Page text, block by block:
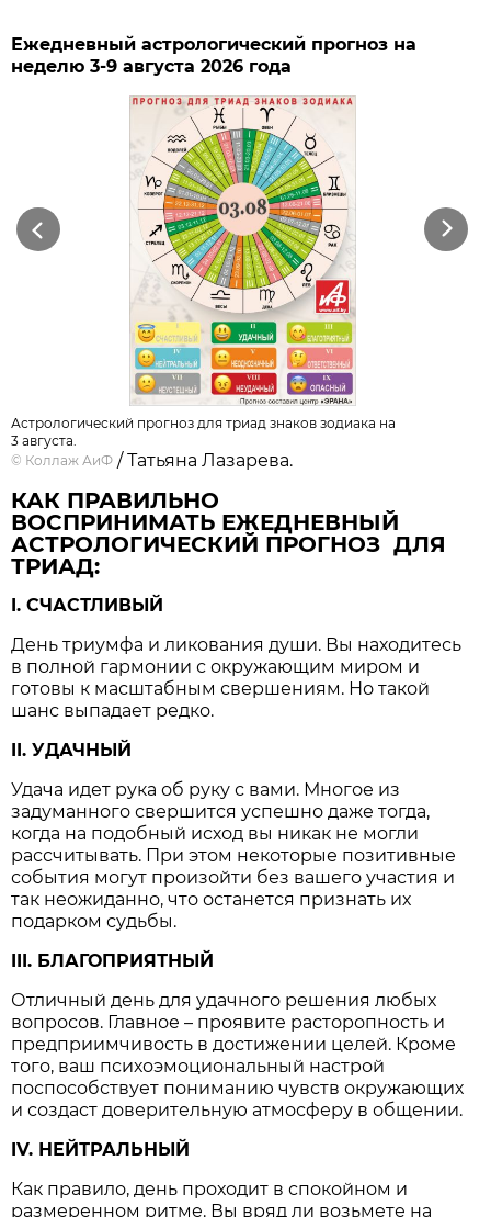
Ежедневный астрологический прогноз на
неделю 3-9 августа 2026 года
Previous Next
Астрологический прогноз для триад знаков зодиака на
3 августа.
© Коллаж АиФ / Татьяна Лазарева.
КАК ПРАВИЛЬНО
ВОСПРИНИМАТЬ ЕЖЕДНЕВНЫЙ
АСТРОЛОГИЧЕСКИЙ ПРОГНОЗ ДЛЯ
ТРИАД:
I. СЧАСТЛИВЫЙ
День триумфа и ликования души. Вы находитесь
в полной гармонии с окружающим миром и
готовы к масштабным свершениям. Но такой
шанс выпадает редко.
II. УДАЧНЫЙ
Удача идет рука об руку с вами. Многое из
задуманного свершится успешно даже тогда,
когда на подобный исход вы никак не могли
рассчитывать. При этом некоторые позитивные
события могут произойти без вашего участия и
так неожиданно, что останется признать их
подарком судьбы.
III. БЛАГОПРИЯТНЫЙ
Отличный день для удачного решения любых
вопросов. Главное – проявите расторопность и
предприимчивость в достижении целей. Кроме
того, ваш психоэмоциональный настрой
поспособствует пониманию чувств окружающих
и создаст доверительную атмосферу в общении.
IV. НЕЙТРАЛЬНЫЙ
Как правило, день проходит в спокойном и
размеренном ритме. Вы вряд ли возьмете на